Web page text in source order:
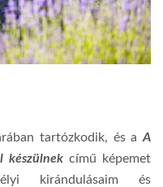
tartózkodik, és a A
készülnek című képemet
kirándulásaim és